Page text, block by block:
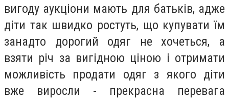
вигоду аукціони мають для батьків, адже
діти так швидко ростуть, що купувати їм
занадто дорогий одяг не хочеться, а
взяти річ за вигідною ціною і отримати
можливість продати одяг з якого діти
вже виросли - прекрасна перевага